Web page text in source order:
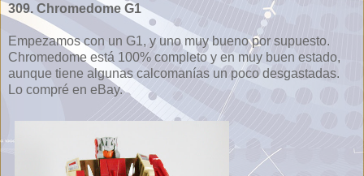
309. Chromedome G1
Empezamos con un G1, y uno muy bueno por supuesto.
Chromedome está 100% completo y en muy buen estado,
aunque tiene algunas calcomanías un poco desgastadas.
Lo compré en eBay.